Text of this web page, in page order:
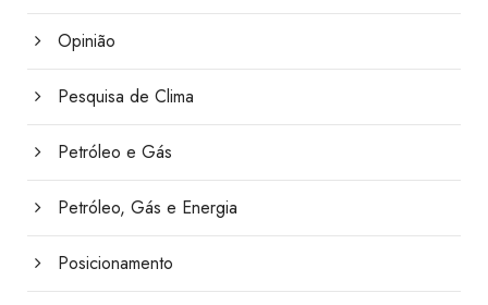
Opinião
Pesquisa de Clima
Petróleo e Gás
Petróleo, Gás e Energia
Posicionamento